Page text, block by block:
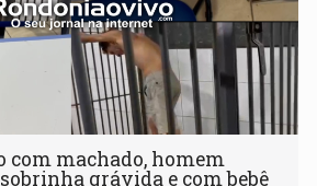
com machado, homem
grávida e com bebê